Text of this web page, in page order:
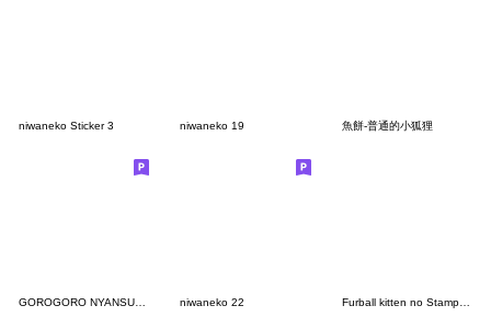
niwaneko Sticker 3 niwaneko 19 魚餅-普通的小狐狸
GOROGORO NYANSUKE 1 niwaneko 22 Furball kitten no Stamp more!